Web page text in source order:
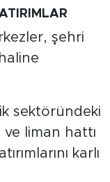
şehri
sektöründeki
liman hattı
karlı